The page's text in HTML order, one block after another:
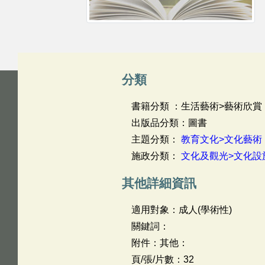
分類
書籍分類 ：生活藝術>藝術欣賞
出版品分類：圖書
主題分類： 教育文化>文化藝術
施政分類： 文化及觀光>文化設
其他詳細資訊
適用對象：成人(學術性)
關鍵詞：
附件：其他：
頁/張/片數：32